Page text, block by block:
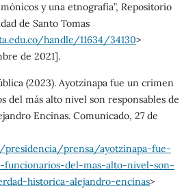
y una etnografía”, Repositorio
de Santo Tomas
handle/11634/34130>
de 2021].
(2023). Ayotzinapa fue un crimen
del más alto nivel son responsables de
Encinas. Comunicado, 27 de
prensa/ayotzinapa-fue-
del-mas-alto-nivel-son-
historica-alejandro-encinas>